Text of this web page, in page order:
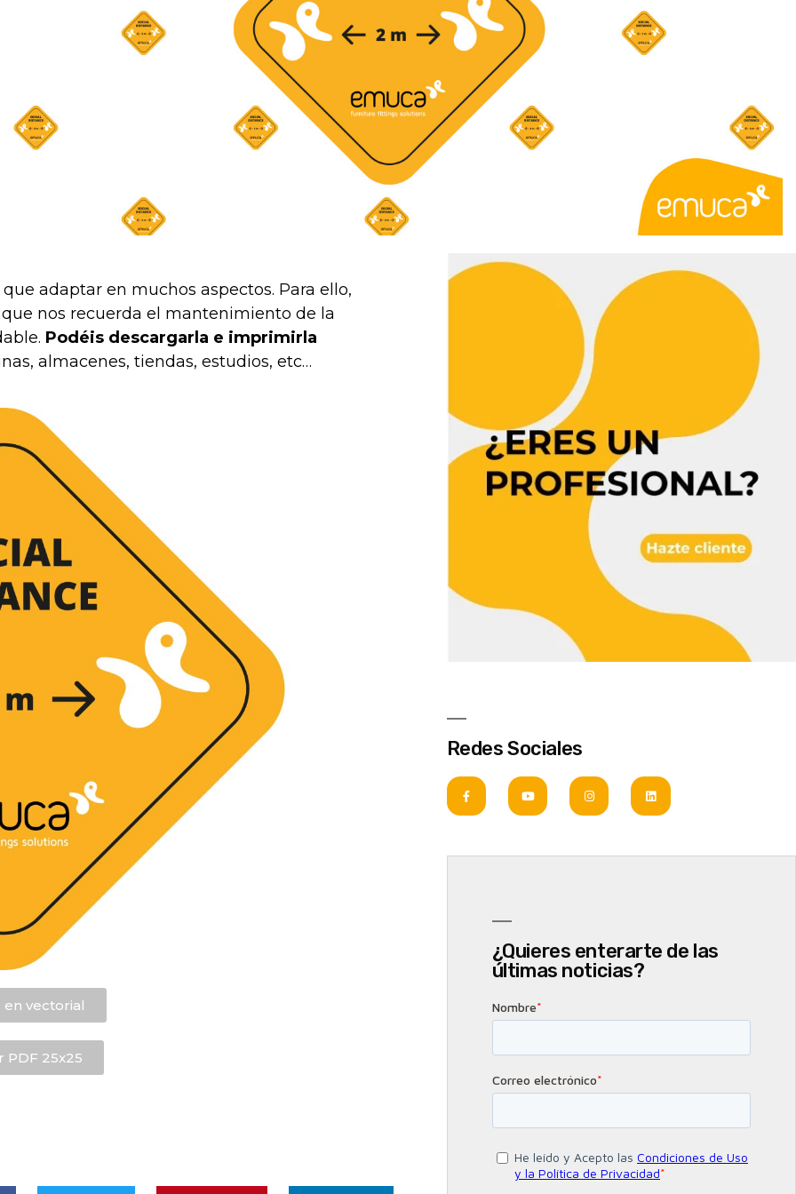
adaptar en muchos aspectos. Para ello,
nos recuerda el mantenimiento de la
Podéis descargarla e imprimirla
almacenes, tiendas, estudios, etc…
vectorial
PDF 25x25
Redes Sociales
¿Quieres enterarte de las
últimas noticias?